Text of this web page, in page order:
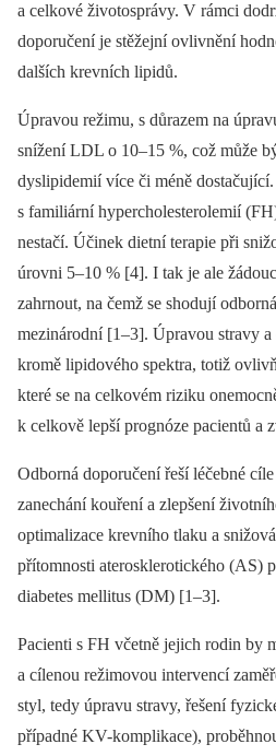
a celkové životosprávy. V rámci
doporučení je stěžejní ovlivnění
dalších krevních lipidů.
Úpravou režimu, s důrazem na
snížení LDL o 10–15 %, což může
dyslipidemií více či méně
s familiární hypercholesterolemií
nestačí. Účinek dietní terapie při
úrovni 5–10 % [4]. I tak je ale
zahrnout, na čemž se shodují
mezinárodní [1–3]. Úpravou stravy
kromě lipidového spektra, totiž
které se na celkovém riziku
k celkově lepší prognóze pacientů a
Odborná doporučení řeší léčebné
zanechání kouření a zlepšení
optimalizace krevního tlaku a
přítomnosti aterosklerotického (AS)
diabetes mellitus (DM) [1–3].
Pacienti s FH včetně jejich rodin by
a cílenou režimovou intervencí
styl, tedy úpravu stravy, řešení
případné KV-komplikace),